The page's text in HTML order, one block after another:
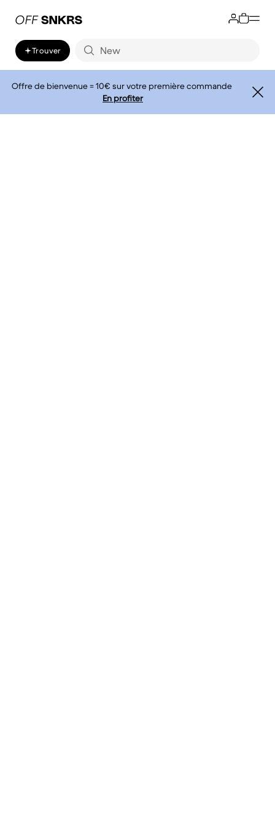
Trouver
Offre de bienvenue = 10€ sur votre première commande
En profiter